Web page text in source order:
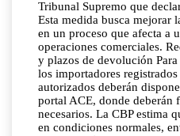
Tribunal Supremo que
Esta medida busca mejorar
en un proceso que afecta a
operaciones comerciales.
y plazos de devolución
los importadores
autorizados deberán
portal ACE, donde deberán
necesarios. La CBP estima
en condiciones normales,